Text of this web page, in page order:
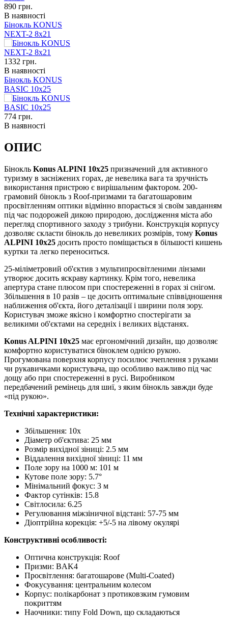
890 грн.
В наявності
Бінокль KONUS
NEXT-2 8x21
1332 грн.
В наявності
Бінокль KONUS
BASIC 10x25
774 грн.
В наявності
ОПИС
Бінокль Konus ALPINI 10х25 призначений для активного
туризму в засніжених горах, де невелика вага та зручність
використання пристрою є вирішальним фактором. 200-
грамовий бінокль з Roof-призмами та багатошаровим
просвітленням оптики відмінно впорається зі своїм завданням
під час подорожей дикою природою, дослідження міста або
перегляд спортивного заходу з трибуни. Конструкція корпусу
дозволяє скласти бінокль до невеликих розмірів, тому Konus
ALPINI 10x25 досить просто поміщається в більшості кишень
куртки та легко переноситься.
25-міліметровий об'єктив з мультипросвітленими лінзами
утворює досить яскраву картинку. Крім того, невелика
апертура стане плюсом при спостереженні в горах зі снігом.
Збільшення в 10 разів – це досить оптимальне співвідношення
наближення об'єкта, його деталізації і ширини поля зору.
Користувач зможе якісно і комфортно спостерігати за
великими об'єктами на середніх і великих відстанях.
Konus ALPINI 10х25 має ергономічний дизайн, що дозволяє
комфортно користуватися біноклем однією рукою.
Прогумована поверхня корпусу посилює зчеплення з руками
чи рукавичками користувача, що особливо важливо під час
дощу або при спостереженні в русі. Виробником
передбачений ремінець для шиї, з яким бінокль завжди буде
«під рукою».
Технічні характеристики:
Збільшення: 10x
Діаметр об'єктива: 25 мм
Розмір вихідної зіниці: 2.5 мм
Віддалення вихідної зіниці: 11 мм
Поле зору на 1000 м: 101 м
Кутове поле зору: 5.7°
Мінімальний фокус: 3 м
Фактор сутінків: 15.8
Світлосила: 6.25
Регулювання міжзіничної відстані: 57-75 мм
Діоптрійна корекція: +5/-5 на лівому окулярі
Конструктивні особливості:
Оптична конструкція: Roof
Призми: BAK4
Просвітлення: багатошарове (Multi-Coated)
Фокусування: центральним колесом
Корпус: полікарбонат з протиковзким гумовим
покриттям
Наочники: типу Fold Down, що складаються